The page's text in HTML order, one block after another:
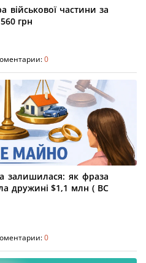
частини за
грн
0
залишилася: як фраза
дружині $1,1 млн ( ВС
0